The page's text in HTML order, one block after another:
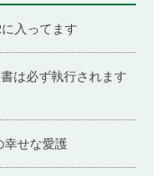
入ってます
は必ず執行されます
幸せな愛護